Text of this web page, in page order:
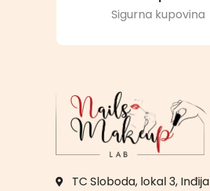
Sigurna kupovina
TC Sloboda, lokal 3, Inđija